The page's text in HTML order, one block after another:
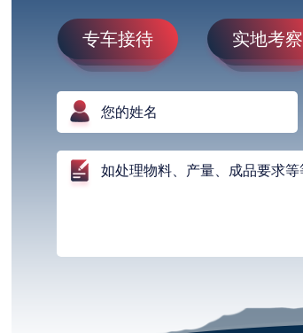
专车接待 实地考察